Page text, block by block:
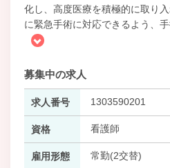
化し、高度医療を積極的に取り
に緊急手術に対応できるよう、
募集中の求人
求人番号 1303590201
資格 看護師
雇用形態 常勤(2交替)